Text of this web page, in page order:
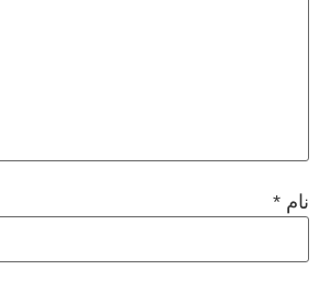
نام *